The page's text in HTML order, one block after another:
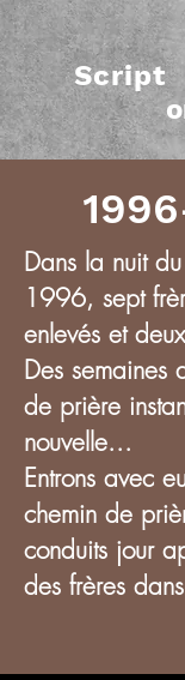
Script
Dans la nuit
1996, sept
enlevés et
Des semaines
de prière
nouvelle...​
Entrons avec
chemin de
conduits jour
des frères